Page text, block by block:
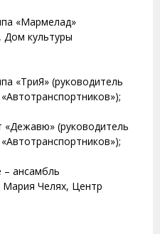
«Мармелад»
Дом культуры
«ТриЯ» (руководитель
«Дежавю» (руководитель
– ансамбль
Мария Челях, Центр